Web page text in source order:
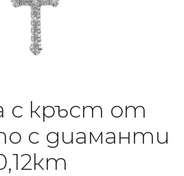
с кръст от
с диаманти